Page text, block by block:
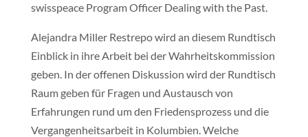
swisspeace Program Officer Dealing with the Past.
Alejandra Miller Restrepo wird an diesem Rundtisch
Einblick in ihre Arbeit bei der Wahrheitskommission
geben. In der offenen Diskussion wird der Rundtisch
Raum geben für Fragen und Austausch von
Erfahrungen rund um den Friedensprozess und die
Vergangenheitsarbeit in Kolumbien. Welche